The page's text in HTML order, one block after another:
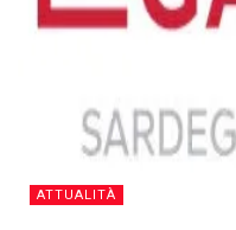
ATTUALITÀ